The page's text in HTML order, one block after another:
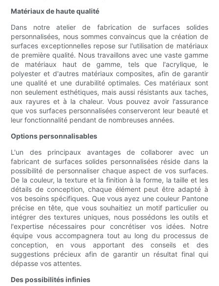
Matériaux de haute qualité
Dans notre atelier de fabrication de surfaces solides
personnalisées, nous sommes convaincus que la création de
surfaces exceptionnelles repose sur l'utilisation de matériaux
de première qualité. Nous travaillons avec une vaste gamme
de matériaux haut de gamme, tels que l'acrylique, le
polyester et d'autres matériaux composites, afin de garantir
une qualité et une durabilité optimales. Ces matériaux sont
non seulement esthétiques, mais aussi résistants aux taches,
aux rayures et à la chaleur. Vous pouvez avoir l'assurance
que vos surfaces personnalisées conserveront leur beauté et
leur fonctionnalité pendant de nombreuses années.
Options personnalisables
L'un des principaux avantages de collaborer avec un
fabricant de surfaces solides personnalisées réside dans la
possibilité de personnaliser chaque aspect de vos surfaces.
De la couleur, la texture et la finition à la forme, la taille et les
détails de conception, chaque élément peut être adapté à
vos besoins spécifiques. Que vous ayez une couleur Pantone
précise en tête, que vous souhaitiez un motif particulier ou
intégrer des textures uniques, nous possédons les outils et
l'expertise nécessaires pour concrétiser vos idées. Notre
équipe vous accompagnera tout au long du processus de
conception, en vous apportant des conseils et des
suggestions précieux afin de garantir un résultat final qui
dépasse vos attentes.
Des possibilités infinies